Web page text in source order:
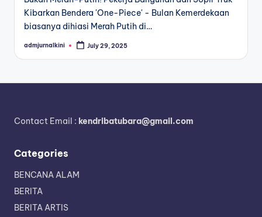
Kibarkan Bendera 'One-Piece' - Bulan Kemerdekaan
biasanya dihiasi Merah Putih di…
Posted
admjurnalkini July 29, 2025
Contact Email : kendribatubara@gmail.com
Categories
BENCANA ALAM
BERITA
BERITA ARTIS